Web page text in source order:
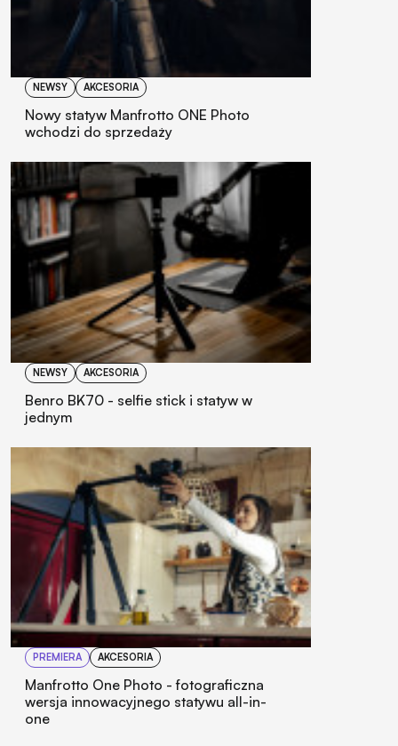
NEWSY AKCESORIA
Nowy statyw Manfrotto ONE Photo
wchodzi do sprzedaży
NEWSY AKCESORIA
Benro BK70 - selfie stick i statyw w
jednym
PREMIERA AKCESORIA
Manfrotto One Photo - fotograficzna
wersja innowacyjnego statywu all-in-
one